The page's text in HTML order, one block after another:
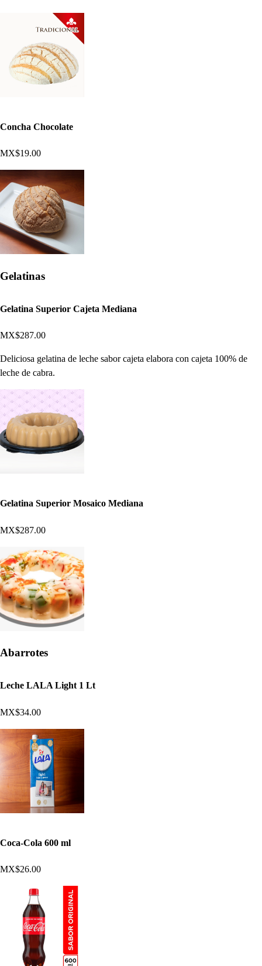
Concha Chocolate
MX$19.00
Gelatinas
Gelatina Superior Cajeta Mediana
MX$287.00
Deliciosa gelatina de leche sabor cajeta elabora con cajeta 100% de
leche de cabra.
Gelatina Superior Mosaico Mediana
MX$287.00
Abarrotes
Leche LALA Light 1 Lt
MX$34.00
Coca-Cola 600 ml
MX$26.00